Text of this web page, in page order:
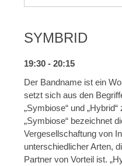
SYMBRID
19:30 - 20:15
Der Bandname ist ein
setzt sich aus den
„Symbiose“ und
„Symbiose“ bezeichnet
Vergesellschaftung von
unterschiedlicher Arten,
Partner von Vorteil ist.